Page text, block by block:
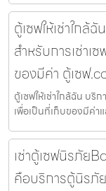
ตู้เซฟให้เช่าใกล้
สำหรับการเช่าเ
ของมีค่า ตู้เซฟ
ตู้เซฟให้เช่าใกล้ฉัน บริ
เพื่อเป็นที่เก็บของมีค่า
เช่าตู้เซฟนิรภัย
คือบริการตู้นิรภั